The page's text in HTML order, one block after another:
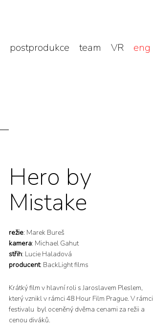
postprodukce team VR eng
Hero by
Mistake
režie: Marek Bureš
kamera: Michael Gahut
střih: Lucie Haladová
producent: BackLight films
Krátký film v hlavní roli s Jaroslavem Pleslem,
který vznikl v rámci 48 Hour Film Prague. V rámci
festivalu byl oceněný dvěma cenami za režii a
cenou diváků.